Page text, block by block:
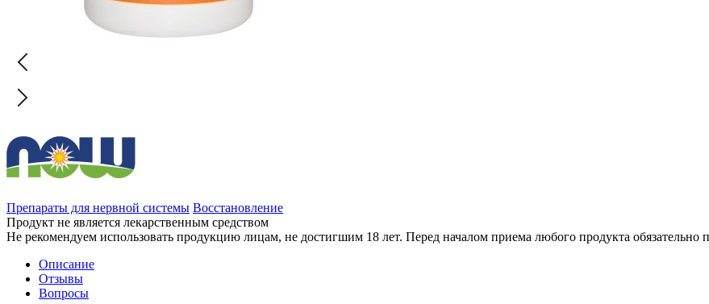
Препараты для нервной системы Восстановление
Продукт не является лекарственным средством
Не рекомендуем использовать продукцию лицам, не достигшим 18 лет. Перед началом приема любого продукта обязательно
Описание
Отзывы
Вопросы